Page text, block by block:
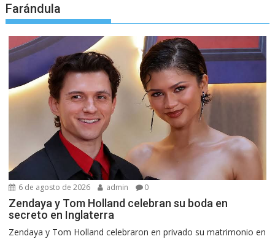
Farándula
6 de agosto de 2026 admin 0
Zendaya y Tom Holland celebran su boda en
secreto en Inglaterra
Zendaya y Tom Holland celebraron en privado su matrimonio en